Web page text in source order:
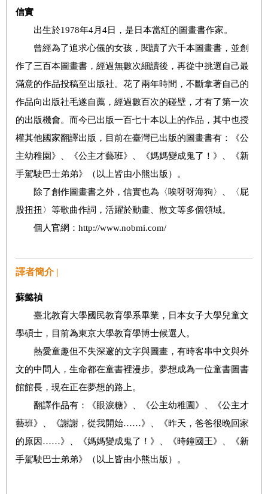
信實
出生於1978年4月4日，是日本當紅的圖畫書作家。
曾經為了追求心儀的女孩，閱讀了六千本圖畫書，並創
作了三百本圖畫書，經過無數次細讀後，再從中挑選自己最
滿意的作品投稿至出版社。花了兩年時間，不斷拿著自己的
作品向出版社毛遂自薦，經過數百次的碰壁，才有了第一次
的出版機會。而今已出版一百七十本以上的作品，其中也授
權其他國家翻譯出版，目前在臺灣已出版的圖畫書有：《公
主幼稚園》、《公主才藝班》、《媽媽變成鬼了！》、《新
手駕駛巴士弟弟》（以上皆由小熊出版）。
除了創作圖畫書之外，信實也為〈唉呀呀海狗〉、〈屁
股扭扭〉等歌曲作詞，活躍於動畫、散文等多個領域。
個人官網：http://www.nobmi.com/
譯者簡介 |
蘇懿禎
臺北教育大學國民教育學系畢業，日本女子大學兒童文
學碩士，目前為東京大學教育學博士候選人。
熱愛童趣但不失深邃的文字與圖畫，有時客串中文與外
文的中間人，生命都在童書裡漫步。夢想成為一位童書圖書
館館長，現在正在夢想的路上。
翻譯作品有：《眼淚糖》、《公主幼稚園》、《公主才
藝班》、《謝謝，從我開始……》、《昨天，爸爸很晚回家
的原因……》、《媽媽變成鬼了！》、《時鐘國王》、《新
手駕駛巴士弟弟》（以上皆由小熊出版）。